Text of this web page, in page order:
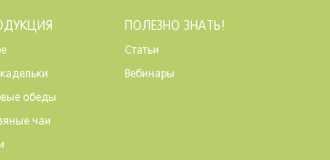
обеды
чаи
ПОЛЕЗНО ЗНАТЬ!
Статьи
Вебинары